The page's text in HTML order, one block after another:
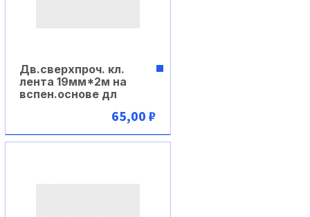
В корзину
Дв.сверхпроч. кл.
лента 19мм*2м на
вспен.основе дл
65,00 ₽